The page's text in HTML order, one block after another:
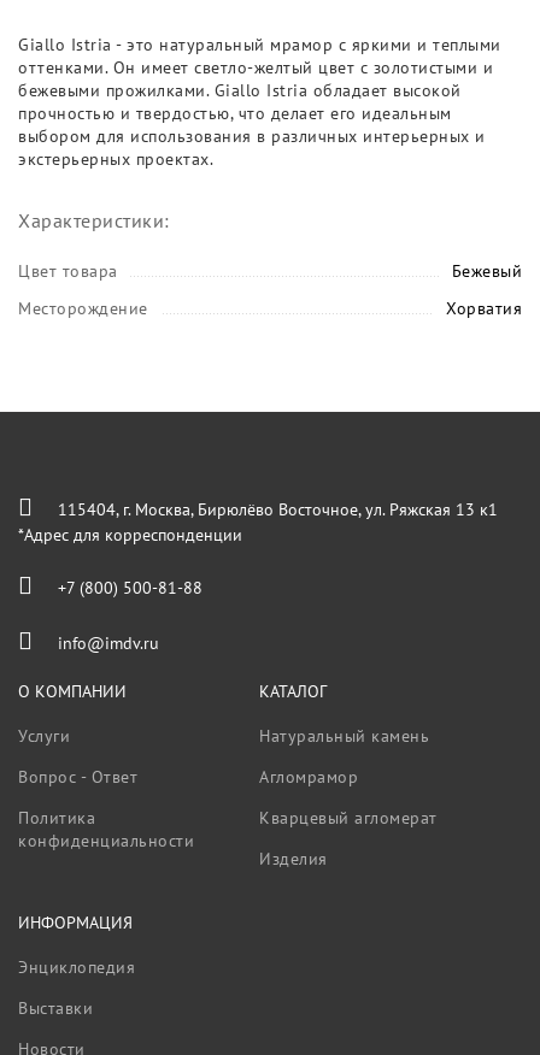
Giallo Istria - это натуральный мрамор с яркими и теплыми
оттенками. Он имеет светло-желтый цвет с золотистыми и
бежевыми прожилками. Giallo Istria обладает высокой
прочностью и твердостью, что делает его идеальным
выбором для использования в различных интерьерных и
экстерьерных проектах.
Характеристики:
Цвет товара
Бежевый
Месторождение
Хорватия
115404, г. Москва, Бирюлёво Восточное, ул. Ряжская 13 к1
*Адрес для корреспонденции
+7 (800) 500-81-88
info@imdv.ru
О КОМПАНИИ
Услуги
Вопрос - Ответ
Политика
конфиденциальности
КАТАЛОГ
Натуральный камень
Агломрамор
Кварцевый агломерат
Изделия
ИНФОРМАЦИЯ
Энциклопедия
Выставки
Новости